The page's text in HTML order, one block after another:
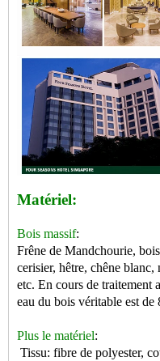
Matériel:
Bois massif:
Frêne de Mandchourie,
cerisier, hêtre, chêne
etc. En cours de traitement
eau du bois véritable est de
Plus le matériel:
Tissu: fibre de polyester,